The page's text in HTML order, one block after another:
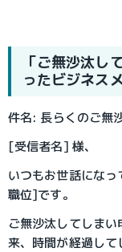
「ご無沙汰し
ったビジネス
件名: 長らくのご無
[受信者名] 様、
いつもお世話にな
職位]です。
ご無沙汰してしま
来、時間が経過し